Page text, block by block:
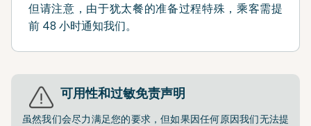
但请注意，由于犹太餐的准备过程特殊，乘客需提
前 48 小时通知我们。
可用性和过敏免责声明
虽然我们会尽力满足您的要求，但如果因任何原因我们无法提